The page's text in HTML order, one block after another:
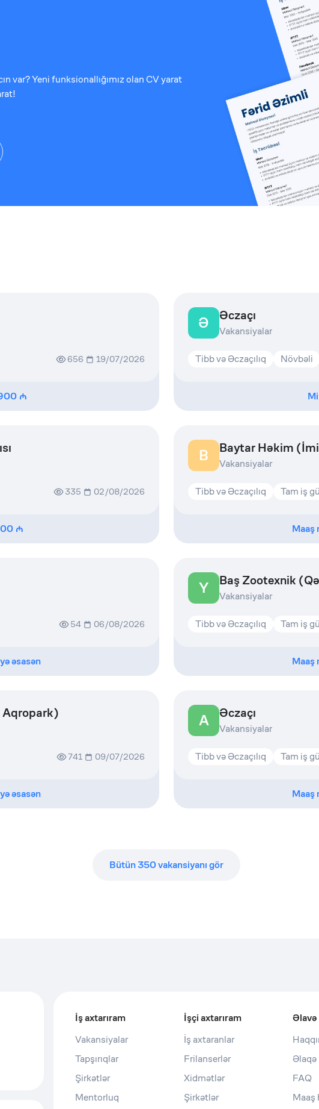
var? Yeni funksionallığımız olan CV yarat
656 19/07/2026
Ə Əczaçı
Vakansiyalar
Tibb və Əczaçılıq Növbəli
335 02/08/2026
B Baytar Həkim
Vakansiyalar
Tibb və Əczaçılıq Tam iş
Maaş
54 06/08/2026
əsasən
Y Baş Zootexnik
Vakansiyalar
Tibb və Əczaçılıq Tam iş
Maaş
Aqropark)
741 09/07/2026
əsasən
A Əczaçı
Vakansiyalar
Tibb və Əczaçılıq Tam iş
Maaş
Bütün350vakansiyanı gör
İş axtarıram
Vakansiyalar
Tapşırıqlar
Şirkətlər
Mentorluq
İşçi axtarıram
İş axtaranlar
Frilanserlər
Xidmətlər
Şirkətlər
Əlavə
Əlaqə
FAQ
Maaş